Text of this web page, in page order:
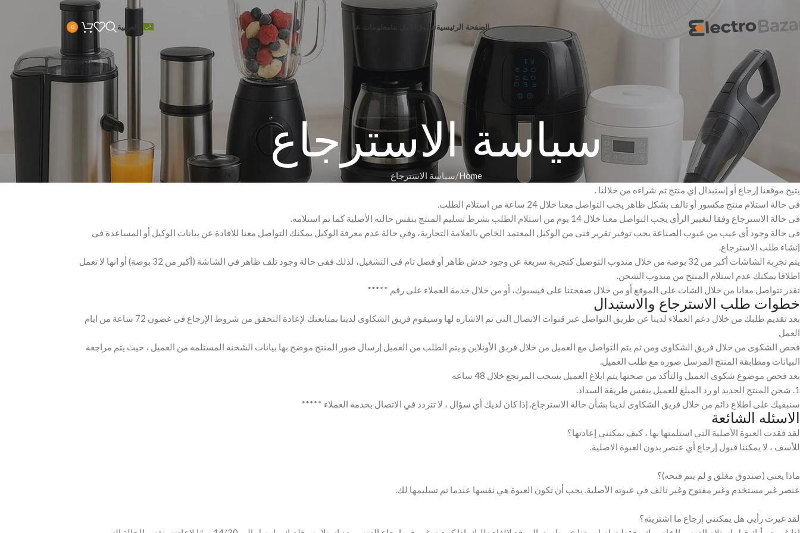
الصفحة الرئيسيةتسوق معلومات عنا العربية 0
سياسة الاسترجاع
Home سياسة الاسترجاع
يتيح موقعنا إرجاع أو إستبدال إي منتج تم شراءه من خلالنا .
فى حالة استلام منتج مكسور أو تالف بشكل ظاهر يجب التواصل معنا خلال 24 ساعة من استلام الطلب.
فى حالة الاسترجاع وفقا لتغيير الرأي يجب التواصل معنا خلال 14 يوم من استلام الطلب بشرط تسليم المنتج بنفس حالته الأصلية كما تم استلامه.
فى حالة وجود أى عيب من عيوب الصناعة يجب توفير تقرير فنى من الوكيل المعتمد الخاص بالعلامة التجارية، وفي حالة عدم معرفة الوكيل يمكنك التواصل معنا للافادة عن بيانات الوكيل أو المساعدة فى
إنشاء طلب الاسترجاع.
يتم تجرِبة الشاشات أكبر من 32 بوصة من خلال مندوب التوصيل كتجربة سريعة عن وجود خدش ظاهر أو فصل تام فى التشغيل، لذلك ففى حالة وجود تلف ظاهر في الشاشة (أكبر من 32 بوصة) أو انها لا تعمل
اطلاقا يمكنك عدم استلام المنتج من مندوب الشحن.
تقدر تتواصل معانا من خلال الشات على الموقع أو من خلال صفحتنا على فيسبوك، أو من خلال خدمة العملاء على رقم *****
خطوات طلب الاسترجاع والاستبدال
بعد تقديم طلبك من خلال دعم العملاء لدينا عن طريق التواصل عبر قنوات الاتصال التي تم الاشاره لها وسيقوم فريق الشكاوى لدينا بمتابعتك لإعادة التحقق من شروط الإرجاع في غضون 72 ساعة من ايام
العمل
فحص الشكوى من خلال فريق الشكاوى ومن ثم يتم التواصل مع العميل من خلال فريق الأونلاين و يتم الطلب من العميل إرسال صور المنتج موضح بها بيانات الشحنه المستلمه من العميل ، حيث يتم مراجعة
البيانات ومطابقة المنتج المرسل صوره مع طلب العميل.
بعد فحص موضوع شكوى العميل والتأكد من صحتها يتم ابلاغ العميل بسحب المرتجع خلال 48 ساعه
1. شحن المنتج الجديد او رد المبلغ للعميل بنفس طريقة السداد.
سنبقيك على اطلاع دائم من خلال فريق الشكاوى لدينا بشأن حالة الاسترجاع. إذا كان لديك أي سؤال ، لا تتردد في الاتصال بخدمة العملاء *****
الاسئله الشائعة
لقد فقدت العبوة الأصلية التي استلمتها بها ، كيف يمكنني إعادتها؟
للأسف ، لا يمكننا قبول إرجاع أي عنصر بدون العبوة الاصلية.
ماذا يعني (صندوق مغلق و لم يتم فتحه)؟
عنصر غير مستخدم وغير مفتوح وغير تالف في عبوته الأصلية. يجب أن تكون العبوة هي نفسها عندما تم تسليمها لك.
لقد غيرت رأيي هل يمكنني إرجاع ما اشتريته؟